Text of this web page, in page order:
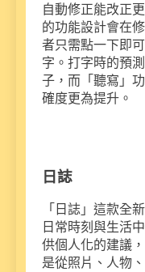
自動修正能改正
的功能設計會在
者只需點一下即
字。打字時的預
子，而「聽寫」
確度更為提升。
日誌
「日誌」這款全
日常時刻與生活
供個人化的建議
是從照片、人物